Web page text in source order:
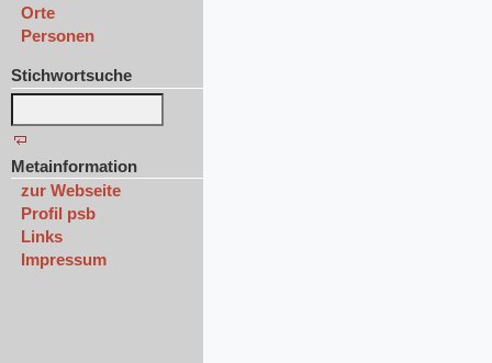
Orte
Personen
Stichwortsuche
Metainformation
zur Webseite
Profil psb
Links
Impressum